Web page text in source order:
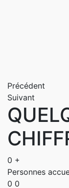
Précédent
Suivant
0 +
Personnes
0 0